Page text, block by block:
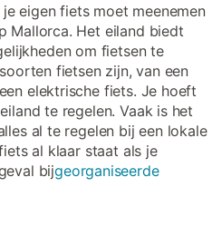
eigen fiets moet meenemen
Mallorca. Het eiland biedt
om fietsen te
fietsen zijn, van een
elektrische fiets. Je hoeft
te regelen. Vaak is het
al te regelen bij een lokale
al klaar staat als je
bijgeorganiseerde